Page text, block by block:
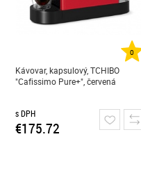
0
Kávovar, kapsulový, TCHIBO
"Cafissimo Pure+", červená
s DPH
€175.72